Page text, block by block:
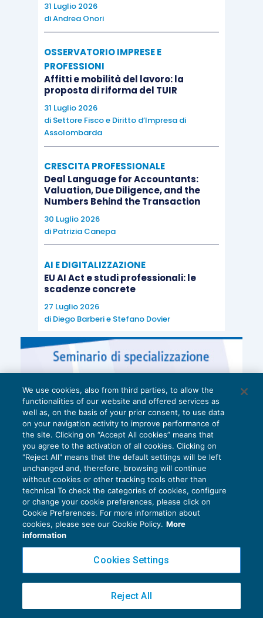
31 Luglio 2026
diAndrea Onori
OSSERVATORIO IMPRESE E
PROFESSIONI
Affitti e mobilità del lavoro: la
proposta di riforma del TUIR
31 Luglio 2026
di Settore Fisco e Diritto d’Impresa di
Assolombarda
CRESCITA PROFESSIONALE
Deal Language for Accountants:
Valuation, Due Diligence, and the
Numbers Behind the Transaction
30 Luglio 2026
di Patrizia Canepa
AI E DIGITALIZZAZIONE
EU AI Act e studi professionali: le
scadenze concrete
27 Luglio 2026
di Diego Barberie Stefano Dovier
Privacy Policy
Cookie Policy
Copyright 2016 ©Gruppo Euroconference S.p.A.v2.32.2
Piazza Luigi Einaudi, 10N01 - 20124 Milano - info@ecnews.it
We use cookies, also from third parties, to allow the
functionalities of our website and offered services as
well as, on the basis of your prior consent, to use data
on your navigation activity to improve performance of
the site. Clicking on “Accept All cookies” means that
you agree to the activation of all cookies. Clicking on
"Reject All" means that the default settings will be left
unchanged and, therefore, browsing will continue
without cookies or other tracking tools other than
technical To check the categories of cookies, configure
or change your cookie preferences, please click on
Cookie Preferences. For more information about
cookies, please see our Cookie Policy. More
information
Cookies Settings
Reject All